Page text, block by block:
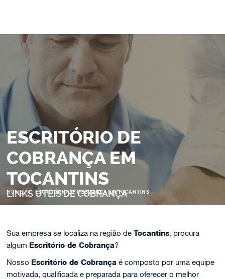
ESCRITÓRIO DE
COBRANÇA EM
TOCANTINS
LINKS ÚTEIS DE COBRANÇA
HOME > ESCRITÓRIO DE COBRANÇA EM TOCANTINS
Sua empresa se localiza na região deTocantins, procura
algum Escritório de Cobrança?
Nosso Escritório de Cobrança é composto por uma equipe
motivada, qualificada e preparada para oferecer o melhor